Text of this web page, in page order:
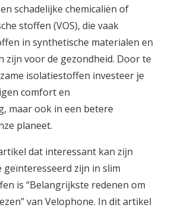
schadelijke chemicaliën of
stoffen (VOS), die vaak
in synthetische materialen en
zijn voor de gezondheid. Door te
isolatiestoffen investeer je
comfort en
maar ook in een betere
planeet.
dat interessant kan zijn
geïnteresseerd zijn in slim
is “Belangrijkste redenen om
van Velophone. In dit artikel